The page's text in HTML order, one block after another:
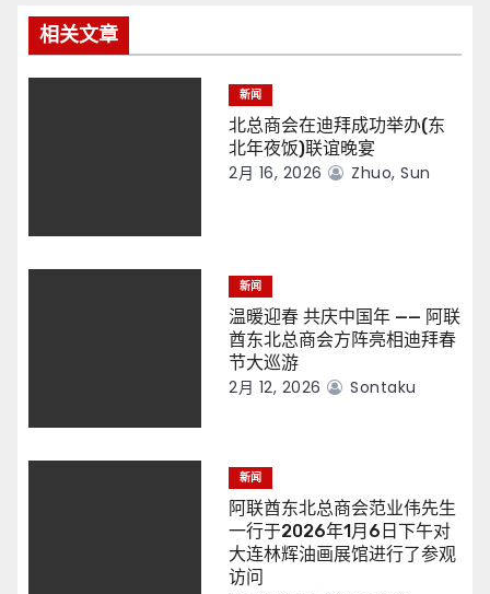
相关文章
新闻
北总商会在迪拜成功举办(东
北年夜饭)联谊晚宴
2月 16, 2026 Zhuo, Sun
新闻
温暖迎春 共庆中国年 —— 阿联
酋东北总商会方阵亮相迪拜春
节大巡游
2月 12, 2026 Sontaku
新闻
阿联酋东北总商会范业伟先生
一行于2026年1月6日下午对
大连林辉油画展馆进行了参观
访问